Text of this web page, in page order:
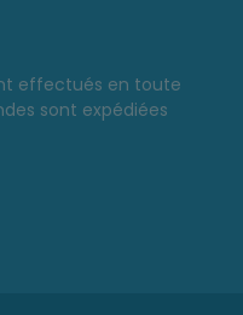
effectués en toute
sont expédiées